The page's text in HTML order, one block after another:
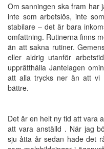
Om sanningen ska fram har
inte som arbetslös, inte
stabilare – det är bara
omfattning. Rutinerna finns
än att sakna rutiner.
eller aldrig utanför
upprätthålla Jantelagen
att alla trycks ner än att vi
bättre.
Det är en helt ny tid att vara
att vara anställd . När jag
sju åtta år sedan hade det